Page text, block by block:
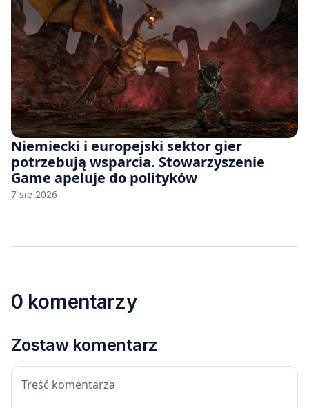
Niemiecki i europejski sektor gier
potrzebują wsparcia. Stowarzyszenie
Game apeluje do polityków
7 sie 2026
0 komentarzy
Zostaw komentarz